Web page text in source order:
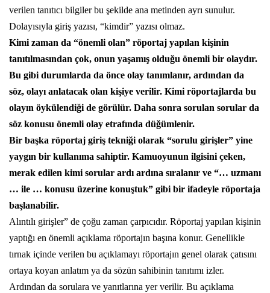
verilen tanıtıcı bilgiler bu şekilde ana metinden ayrı sunulur.
Dolayısıyla giriş yazısı, “kimdir” yazısı olmaz.
Kimi zaman da “önemli olan” röportaj yapılan kişinin
tanıtılmasından çok, onun yaşamış olduğu önemli bir olaydır.
Bu gibi durumlarda da önce olay tanımlanır, ardından da
söz, olayı anlatacak olan kişiye verilir. Kimi röportajlarda bu
olayın öykülendiği de görülür. Daha sonra sorulan sorular da
söz konusu önemli olay etrafında düğümlenir.
Bir başka röportaj giriş tekniği olarak “sorulu girişler” yine
yaygın bir kullanıma sahiptir. Kamuoyunun ilgisini çeken,
merak edilen kimi sorular ardı ardına sıralanır ve “… uzmanı
… ile … konusu üzerine konuştuk” gibi bir ifadeyle röportaja
başlanabilir.
Alıntılı girişler” de çoğu zaman çarpıcıdır. Röportaj yapılan kişinin
yaptığı en önemli açıklama röportajın başına konur. Genellikle
tırnak içinde verilen bu açıklamayı röportajın genel olarak çatısını
ortaya koyan anlatım ya da sözün sahibinin tanıtımı izler.
Ardından da sorulara ve yanıtlarına yer verilir. Bu açıklama